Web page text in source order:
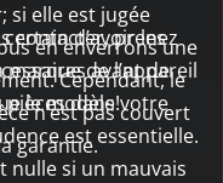
si elle est jugée
en enverrons une
Cependant, le
n’est pas couvert
garantie.
d’avoir les
avant de
pièces dans votre
est essentielle.
nulle si un mauvais
contacter, prenez
de l’appareil
le modèle!